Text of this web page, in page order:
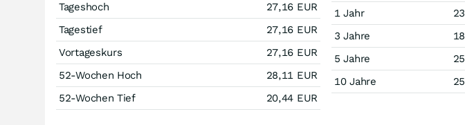
Tageshoch
27,16 EUR
Tagestief
27,16 EUR
Vortageskurs
27,16 EUR
52-Wochen Hoch
28,11 EUR
52-Wochen Tief
20,44 EUR
1 Jahr
3 Jahre
5 Jahre
10 Jahre